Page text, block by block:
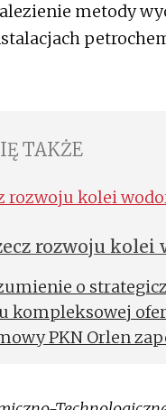
metody
TAKŻE
rozwoju kolei
o
kompleksowej
PKN Orlen